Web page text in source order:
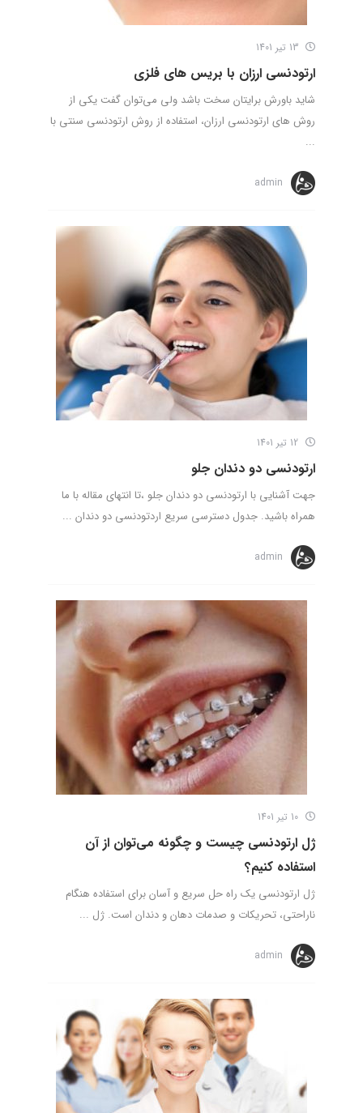
ارتودنسی ارزان با بریس های فلزی
شاید باورش برایتان سخت باشد ولی می‌توان گفت یکی از
روش های ارتودنسی ارزان، استفاده از روش ارتودنسی سنتی با
...
admin
ارتودنسی دو دندان جلو
جهت آشنایی با ارتودنسی دو دندان جلو ،تا انتهای مقاله با ما
همراه باشید. جدول دسترسی سریع اردتودنسی دو دندان ...
admin
ژل ارتودنسی چیست و چگونه می‌توان از آن
استفاده کنیم؟
ژل ارتودنسی یک راه حل سریع و آسان برای استفاده هنگام
ناراحتی، تحریکات و صدمات دهان و دندان است. ژل ...
admin